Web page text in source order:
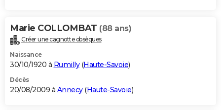
Marie COLLOMBAT (88 ans)
Créer une cagnotte obsèques
Naissance
30/10/1920 à Rumilly(Haute-Savoie)
Décès
20/08/2009 à Annecy(Haute-Savoie)